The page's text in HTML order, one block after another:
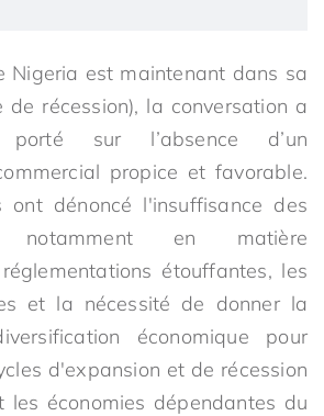
Nigeria est maintenant dans sa
de récession), la conversation a
porté sur l’absence d’un
propice et favorable.
ont dénoncé l'insuffisance des
notamment en matière
étouffantes, les
et la nécessité de donner la
économique pour
d'expansion et de récession
les économies dépendantes du